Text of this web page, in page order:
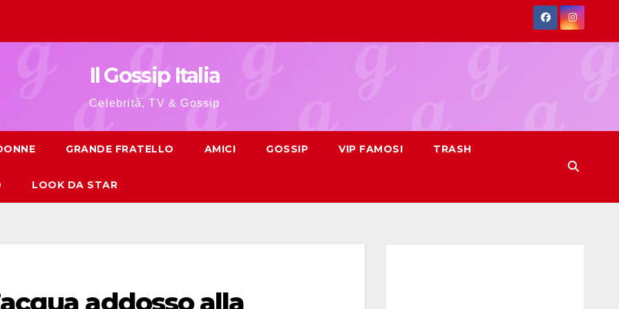
Il Gossip Italia
Celebrità, TV & Gossip
GRANDE FRATELLO AMICI GOSSIP VIP FAMOSI TRASH
LOOK DA STAR
addosso alla